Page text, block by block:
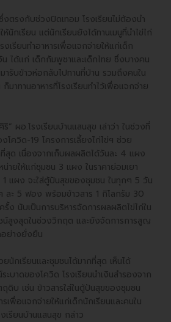
ตรงกับช่วงปิดเทอม โรงเรียนไม่ต้องนำ
ห้นักเรียน แต่นักเรียนยังได้ทานเมนูที่นำไข่ไก่
งเรียนทำอาหารเพื่อแจกจ่ายให้แก่เด็ก
น ได้แก่ เด็กกัมพูชาและเด็กไทย ซึ่งบางคน
ารับข้าวห่อกลับไปทานที่บ้าน รวมถึงคนใน
มาทานอาหารที่โรงเรียนทำไว้เพื่อแจกจ่าย
ริ” ผอ.โรงเรียนบ้านแสนสุข เล่าว่า ในช่วงที่
โควิด-19 โครงการเลี้ยงไก่ไข่ฯ ช่วย
ที่สุด เนื่องจากเก็บผลผลิตได้วันละ 4 แผง
ายให้แก่ชุมชน 3 แผง ในราคาย่อมเยา
แผง จะใส่ตู้ปันสุขของชุมชน ในทุกๆ 5 วัน
ๆ ละ 5 ฟอง พร้อมข้าวสาร 1 กิโลกรัม 30
ง นับเป็นการบริหารจัดการผลผลิตไข่ไก่ใน
ชน์สูงสุดในช่วงวิกฤต และยังจัดการการสูญ
อย่างยั่งยืน
ยนักเรียนและชุมชนได้มากที่สุด เห็นได้
ะบาดของโควิด โรงเรียนนำเงินสำรองจาก
ถุดิบ เช่น ข้าวสารใส่ในตู้ปันสุขของชุมชน
เพื่อแจกจ่ายให้แก่เด็กนักเรียนและคนใน
เรียนบ้านแสนสุข กล่าว